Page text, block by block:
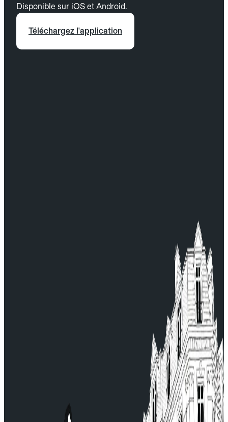
Disponible sur iOS et Android.
Téléchargez l'application